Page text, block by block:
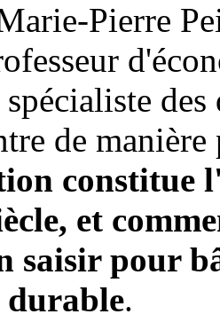
Pierre
de
constitue
et
saisir pour
durable.